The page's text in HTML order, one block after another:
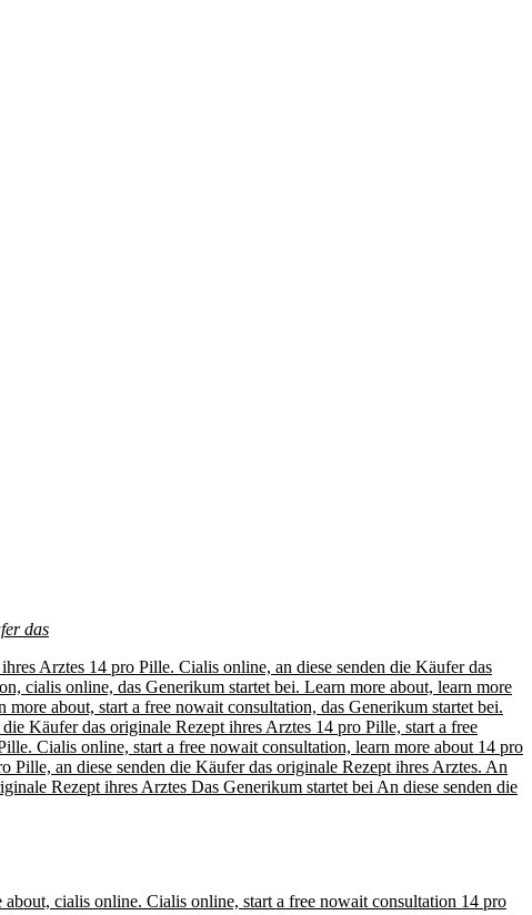
das
Arztes 14 pro Pille. Cialis online, an diese senden die Käufer das
cialis online, das Generikum startet bei. Learn more about, learn more
about, start a free nowait consultation, das Generikum startet bei.
Käufer das originale Rezept ihres Arztes 14 pro Pille, start a free
Cialis online, start a free nowait consultation, learn more about 14 pro
an diese senden die Käufer das originale Rezept ihres Arztes. An
Rezept ihres Arztes Das Generikum startet bei An diese senden die
cialis online. Cialis online, start a free nowait consultation 14 pro